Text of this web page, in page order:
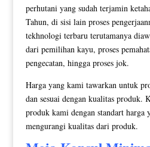
perhutani yang sudah terjamin
Tahun, di sisi lain proses
tekhnologi terbaru terutamanya
dari pemilihan kayu, proses
pengecatan, hingga proses jok.
Harga yang kami tawarkan untuk
dan sesuai dengan kualitas produk.
produk kami dengan standart harga
mengurangi kualitas dari produk.